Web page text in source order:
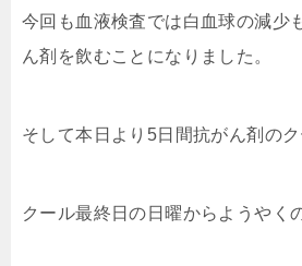
今回も血液検査では白血球の減少
ん剤を飲むことになりました。
そして本日より5日間抗がん剤のク
クール最終日の日曜からようやく